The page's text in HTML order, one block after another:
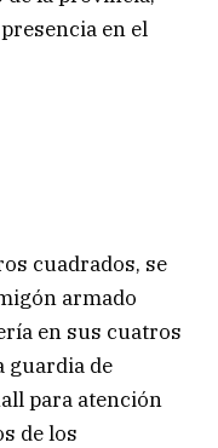
en el
cuadrados, se
armado
en sus cuatros
guardia de
para atención
de los